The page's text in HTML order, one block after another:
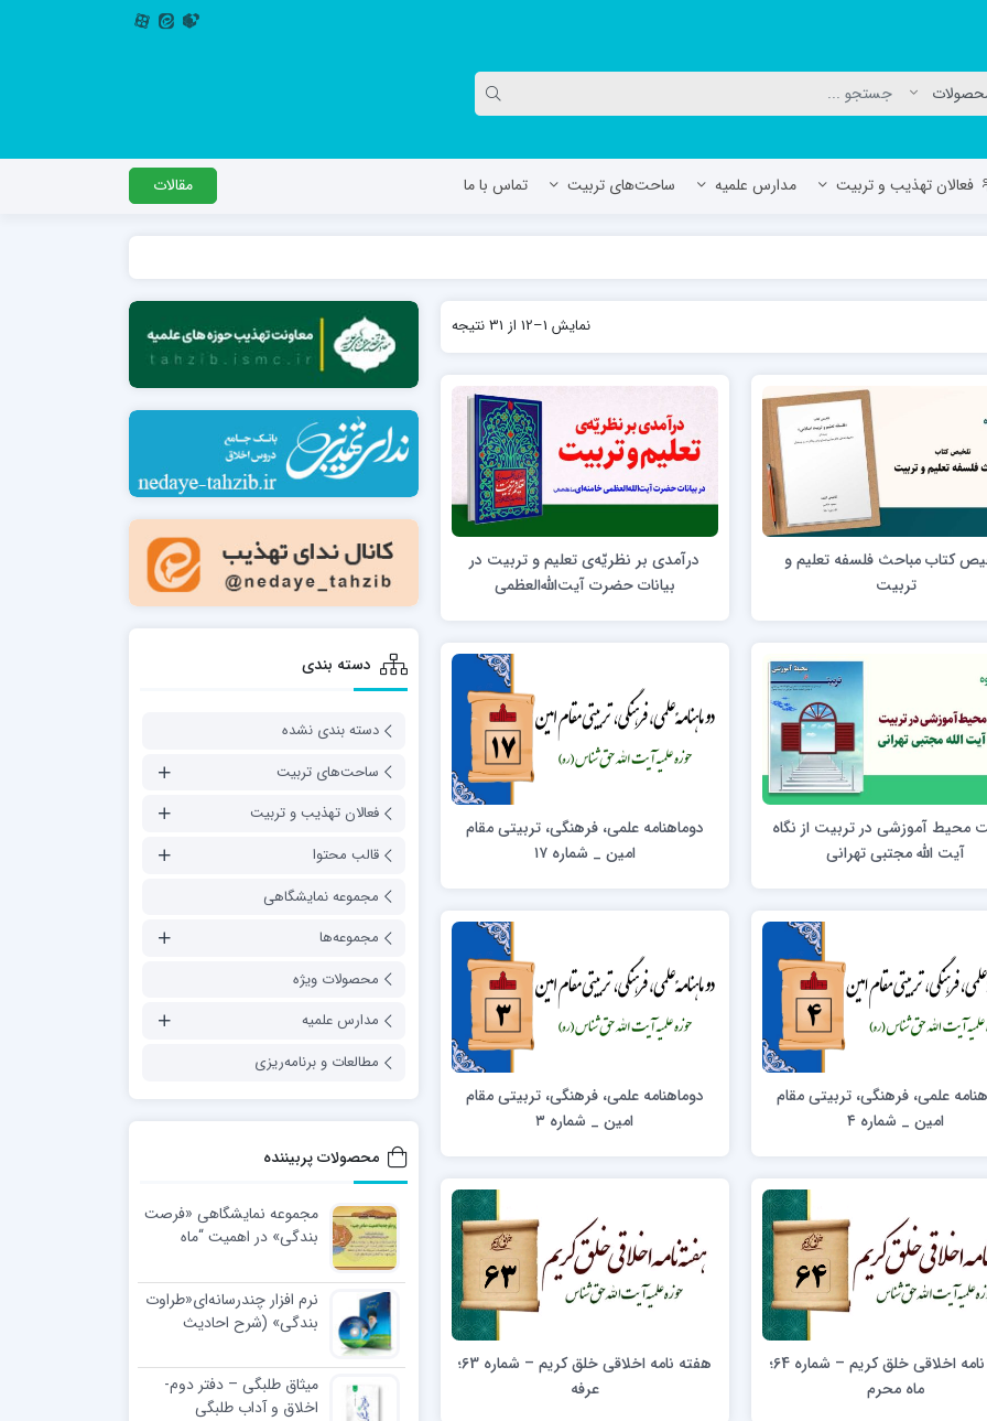
فعالان تهذیب و تربیت مدارس علمیه
جعفریه
مدرسه علمیه المهدی (عج)/ آران و بیدگل
حوزه علمیه سفیران هدایت رهنان
مدرسه آیت الله العظمی گلپایگانی ره
مدرسه اباصالح المهدی عج
مدرسه امام جعفر صادق علیه السلام ساوجبلاغ
مدرسه علمیه امام حسن مجتبی(ع) چهارباغ
مدرسه علمیه حضرت حجت علیه السلام (امام
رضا علیه السلام)
عسکری علیه السلام مدرسه علمیه ولیعصر (عج) خرمدره
مدرسه فقهی تخصصی امام رضا علیه السلام
صالحیه (مکتب الصادق ع) کازرون
مدرسه امام کاظم علیه السلام
امام صادق علیه السلام/جیرفت
فخریه/ راور
علمیه امام خمینی ره/ رفسنجان
پیامبر اعظم/ رودبار جنوب
اهل بیت علیهم‌السلام/ قلعه گنج
امام جعفر صادق علیه السلام گچساران
ساحت‌های تربیت تماس با ما مقالات
نمایش 1–12 از 31 نتیجه
کتاب مباحث فلسفه تعلیم و
تربیت
درآمدی بر نظریّه‌ی تعلیم و تربیت در
بیانات حضرت آیت‌الله‌العظمی
محیط آموزشی در تربیت از نگاه
آیت الله مجتبی تهرانی
دوماهنامه علمی، فرهنگی، تربیتی مقام
امین _ شماره ۱۷
علمی، فرهنگی، تربیتی مقام
امین _ شماره ۴
دوماهنامه علمی، فرهنگی، تربیتی مقام
امین _ شماره ۳
هفته نامه اخلاقی خلق کریم – شماره 64؛
ماه محرم
هفته نامه اخلاقی خلق کریم – شماره 63؛
عرفه
دسته بندی
دسته بندی نشده
ساحت‌های تربیت
فعالان تهذیب و تربیت
قالب محتوا
مجموعه نمایشگاهی
مجموعه‌ها
محصولات ویژه
مدارس علمیه
مطالعات و برنامه‌ریزی
محصولات پربیننده
مجموعه نمایشگاهی «فرصت
بندگی» در اهمیت “ماه
نرم افزار چندرسانه‌ای«طراوت
بندگی» (شرح احادیث
اسلامی)
میثاق طلبگی – دفتر دوم-
اخلاق و آداب طلبگی